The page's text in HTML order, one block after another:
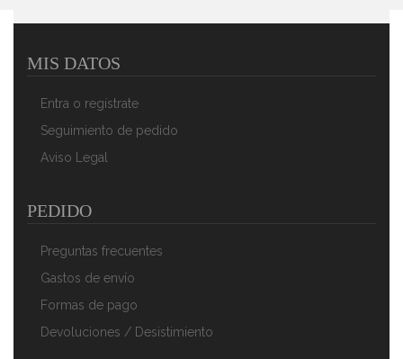
MIS DATOS
Entra o regístrate
Seguimiento de pedido
Aviso Legal
PEDIDO
Preguntas frecuentes
Gastos de envío
Formas de pago
Devoluciones / Desistimiento